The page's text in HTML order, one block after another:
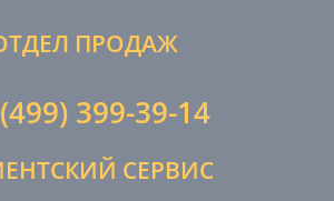
ПРОДАЖ
399-39-14
СЕРВИС